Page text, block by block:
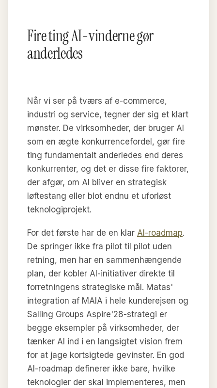
Fire ting AI-vinderne gør
anderledes
Når vi ser på tværs af e-commerce,
industri og service, tegner der sig et klart
mønster. De virksomheder, der bruger AI
som en ægte konkurrencefordel, gør fire
ting fundamentalt anderledes end deres
konkurrenter, og det er disse fire faktorer,
der afgør, om AI bliver en strategisk
løftestang eller blot endnu et uforløst
teknologiprojekt.
For det første har de en klar AI-roadmap.
De springer ikke fra pilot til pilot uden
retning, men har en sammenhængende
plan, der kobler AI-initiativer direkte til
forretningens strategiske mål. Matas'
integration af MAIA i hele kunderejsen og
Salling Groups Aspire'28-strategi er
begge eksempler på virksomheder, der
tænker AI ind i en langsigtet vision frem
for at jage kortsigtede gevinster. En god
AI-roadmap definerer ikke bare, hvilke
teknologier der skal implementeres, men